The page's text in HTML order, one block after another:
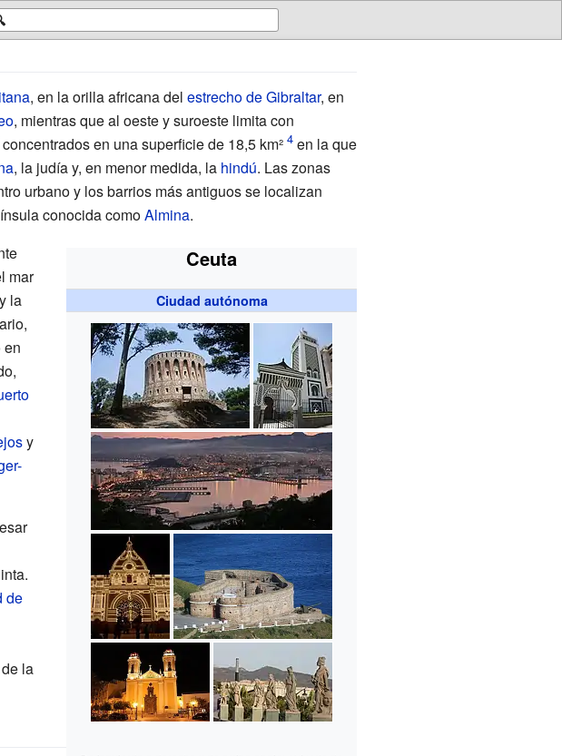
, en la orilla africana del estrecho de Gibraltar, en
, mientras que al oeste y suroeste limita con
en una superficie de 18,5 km² en la que
, la judía y, en menor medida, la hindú. Las zonas
urbano y los barrios más antiguos se localizan
conocida comoAlmina.
Ceuta
Ciudad autónoma
mar
la
en
y
de
la